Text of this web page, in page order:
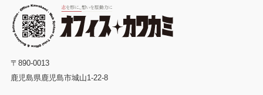
〒890-0013
鹿児島県鹿児島市城山1-22-8